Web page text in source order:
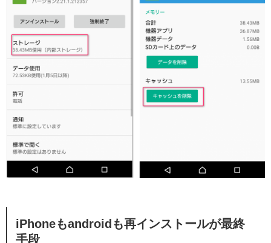
iPhoneもandroidも再インストールが最終
手段